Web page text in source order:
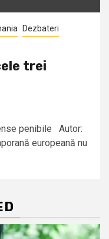
Dezbateri
trei
penibile Autor:
europeană nu